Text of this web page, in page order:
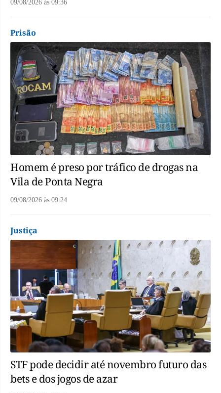
09/08/2026 às 09:36
Prisão
Homem é preso por tráfico de drogas na
Vila de Ponta Negra
09/08/2026 às 09:24
Justiça
STF pode decidir até novembro futuro das
bets e dos jogos de azar